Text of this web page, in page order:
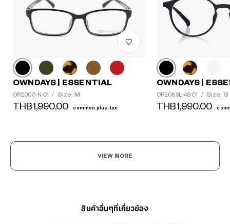
OWNDAYS | ESSENTIAL
OR2005-N C1 / Size: M
THB1,990.00 common.plus-tax
OWNDAYS |
OR2083L-4S C1 / Size: S
THB1,990.00
VIEW MORE
สินค้าอื่นๆที่เกี่ยวข้อง
+¥0